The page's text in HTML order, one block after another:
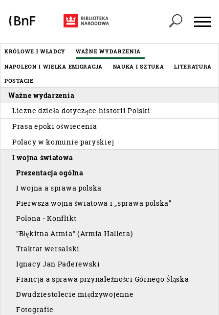
Menu
éditorial
KRÓLOWE I WŁADCY WAŻNE WYDARZENIA
NAPOLEON I WIELKA EMIGRACJA NAUKA I SZTUKA
LITERATURA
POSTACIE
Ważne wydarzenia
Liczne dzieła dotyczące historii Polski
Prasa epoki oświecenia
Polacy w komunie paryskiej
I wojna światowa
Prezentacja ogólna
I wojna a sprawa polska
Pierwsza wojna światowa i „sprawa polska”
Polona - Konflikt
"Błękitna Armia" (Armia Hallera)
Traktat wersalski
Ignacy Jan Paderewski
Francja a sprawa przynależności Górnego Śląska
Dwudziestolecie międzywojenne
Fotografie